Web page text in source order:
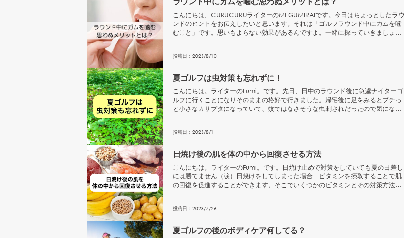
こんにちは、CURUCURUライターのMEGUMIRAIです。今日はちょっとしたラウ
ンドのヒントをお伝えしたいと思います。それは「ゴルフラウンド中にガムを噛
むこと」です。思いもよらない効果があるんですよ。一緒に探っていきましょ
投稿日： 2023/8/10
夏ゴルフは虫対策も忘れずに！
こんにちは。ライターのFumi。です。先日、日中のラウンド後に急遽ナイターゴ
ルフに行くことになりそのままの格好で行きました。帰宅後に足をみるとプチっ
と小さなカサブタになっていて、蚊ではなさそうな虫刺されだったので気になっ
投稿日： 2023/8/1
日焼け後の肌を体の中から回復させる方法
こんにちは。ライターのFumi。です。日焼け止めで対策をしていても夏の日差し
には勝てません（涙）日焼けをしてしまった場合、ビタミンを摂取することで肌
の回復を促進することができます。そこでいくつかのビタミンとその対策方法を
投稿日： 2023/7/26
夏ゴルフの後のボディケア何してる？